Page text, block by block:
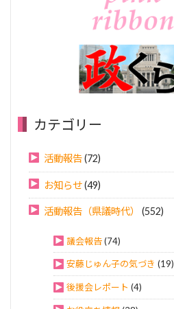
カテゴリー
活動報告(72)
お知らせ(49)
活動報告（県議時代） (552)
議会報告(74)
安藤じゅん子の気づき (19)
後援会レポート (4)